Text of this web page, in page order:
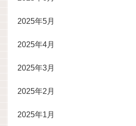
2025年5月
2025年4月
2025年3月
2025年2月
2025年1月